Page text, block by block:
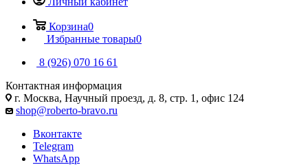
Корзина0
Избранные товары0
8 (926) 070 16 61
Контактная информация
г. Москва, Научный проезд, д. 8, стр. 1, офис 124
shop@roberto-bravo.ru
Вконтакте
Telegram
WhatsApp